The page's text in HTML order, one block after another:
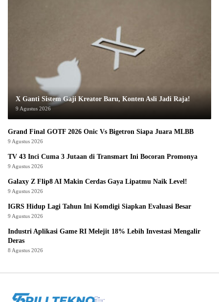
X Ganti Sistem Gaji Kreator Baru, Konten Asli Jadi Raja!
9 Agustus 2026
Grand Final GOTF 2026 Onic Vs Bigetron Siapa Juara MLBB
9 Agustus 2026
TV 43 Inci Cuma 3 Jutaan di Transmart Ini Bocoran Promonya
9 Agustus 2026
Galaxy Z Flip8 AI Makin Cerdas Gaya Lipatmu Naik Level!
9 Agustus 2026
IGRS Hidup Lagi Tahun Ini Komdigi Siapkan Evaluasi Besar
9 Agustus 2026
Industri Aplikasi Game RI Melejit 18% Lebih Investasi Mengalir
Deras
8 Agustus 2026